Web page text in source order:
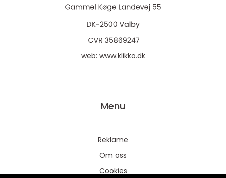
web: www.klikko.dk
Menu
Reklame
Om oss
Cookies